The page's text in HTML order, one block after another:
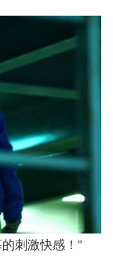
刺激快感！”